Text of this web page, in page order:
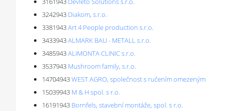
3242943 Diakom, s.r.o.
3381943Art 4 People production s.r.o.
3433943ALMARK BAU - METALL s.r.o.
3485943ALIMONTA CLINIC s.r.o.
3537943 Mushroom family, s.r.o.
14704943WEST AGRO, společnost s ručením omezeným
15039943 M & H spol. s r.o.
16191943 Bornfels, stavební montáže, spol. s r.o.